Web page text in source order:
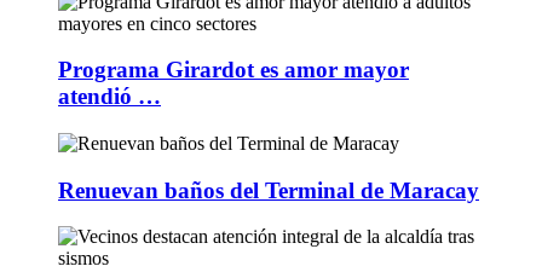
Programa Girardot es amor mayor
atendió …
Renuevan baños del Terminal de Maracay